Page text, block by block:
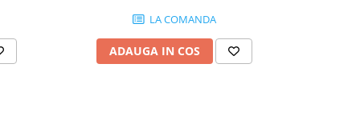
LA COMANDA
ADAUGA IN COS